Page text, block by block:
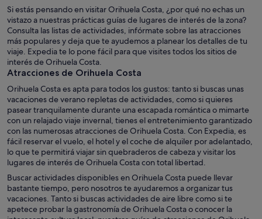
Si estás pensando en visitar Orihuela Costa, ¿por qué no echas un
vistazo a nuestras prácticas guías de lugares de interés de la zona?
Consulta las listas de actividades, infórmate sobre las atracciones
más populares y deja que te ayudemos a planear los detalles de tu
viaje. Expedia te lo pone fácil para que visites todos los sitios de
interés de Orihuela Costa.
Atracciones de Orihuela Costa
Orihuela Costa es apta para todos los gustos: tanto si buscas unas
vacaciones de verano repletas de actividades, como si quieres
pasear tranquilamente durante una escapada romántica o mimarte
con un relajado viaje invernal, tienes el entretenimiento garantizado
con las numerosas atracciones de Orihuela Costa. Con Expedia, es
fácil reservar el vuelo, el hotel y el coche de alquiler por adelantado,
lo que te permitirá viajar sin quebraderos de cabeza y visitar los
lugares de interés de Orihuela Costa con total libertad.
Buscar actividades disponibles en Orihuela Costa puede llevar
bastante tiempo, pero nosotros te ayudaremos a organizar tus
vacaciones. Tanto si buscas actividades de aire libre como si te
apetece probar la gastronomía de Orihuela Costa o conocer la